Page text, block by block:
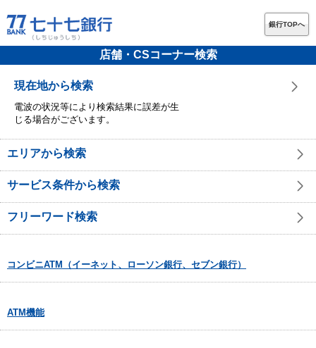
銀行TOPへ
店舗・CSコーナー検索
現在地から検索
電波の状況等により検索結果に誤差が生
じる場合がございます。
エリアから検索
サービス条件から検索
フリーワード検索
コンビニATM（イーネット、ローソン銀行、セブン銀行）
ATM機能